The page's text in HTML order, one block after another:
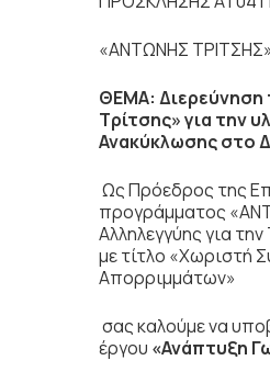
«ΑΝΤΩΝΗΣ ΤΡΙΤΣΗΣ»
ΘΕΜΑ: Διερεύνηση
Τρίτσης» για την
Ανακύκλωσης στο
Ως Πρόεδρος της
προγράμματος
Αλληλεγγύης για
με τίτλο «Χωριστή
Απορριμμάτων»
σας καλούμε να
έργου «Ανάπτυξη